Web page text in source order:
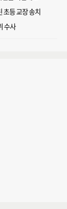
등 교장 송치
수사